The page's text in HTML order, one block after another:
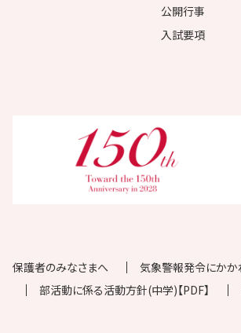
公開行事
入試要項
保護者のみなさまへ 気象警報発令にかか
部活動に係る活動方針(中学)【PDF】